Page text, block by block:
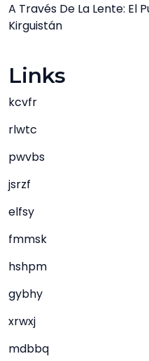
A Través De La Lente: El
Kirguistán
Links
kcvfr
rlwtc
pwvbs
jsrzf
elfsy
fmmsk
hshpm
gybhy
xrwxj
mdbbq